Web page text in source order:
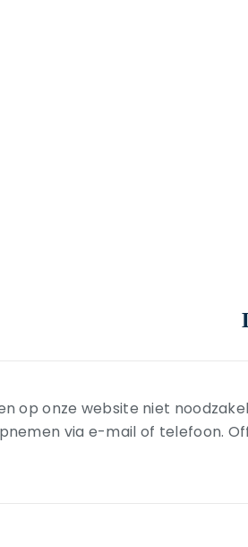
op onze website niet
via e-mail of telefoon.